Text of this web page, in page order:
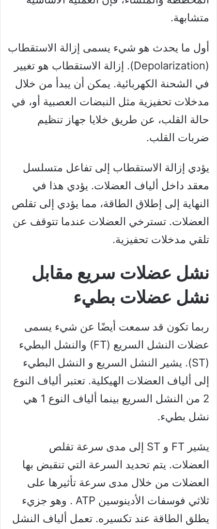
متشابهة.
أول ما يحدث هو شيء يسمى إزالة الاستقطاب
(Depolarization). إزالة الاستقطاب هو تغيير
في الشحنة الكهربائية. يمكن أن يبدأ من خلال
مدخلات تحفيزية مثل النبضات العصبية أو، في
حالة القلب، عن طريق خلايا جهاز تنظيم
ضربات القلب.
يؤدي إزالة الاستقطاب إلى تفاعل متسلسل
معقد داخل ألياف العضلات. يؤدي هذا في
النهاية إلى إطلاق الطاقة، مما يؤدي إلى تقلص
العضلات. تسترخي العضلات عندما تتوقف عن
تلقي مدخلات تحفيزية.
نشل عضلات سريع مقابل
نشل عضلات بطيء
ربما تكون قد سمعت أيضًا عن شيء يسمى
عضلات النشل السريع (FT) والنشل البطيء
(ST). يشير النشل السريع و النشل البطيء
إلى ألياف العضلات الهيكلية. تعتبر ألياف النوع
2 من النشل السريع بينما ألياف النوع 1 هي
نشل بطيء.
يشير FT و ST إلى مدى سرعة تقلص
العضلات. يتم تحديد السرعة التي تنقبض بها
العضلات من خلال مدى سرعة تأثيرها على
ثلاثي فوسفات الأدينوسين ATP . وهو جزيء
يطلق الطاقة عند تكسيره. تعمل ألياف النشل